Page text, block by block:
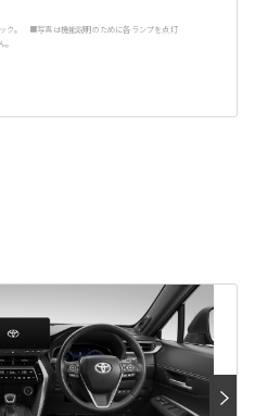
ク。 ■写真は機能説明のために各ランプを点灯